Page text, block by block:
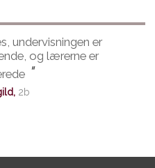
undervisningen er
og lærerne er
"
2b